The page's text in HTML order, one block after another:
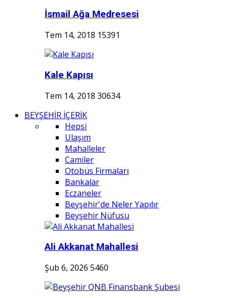
İsmail Ağa Medresesi
Tem 14, 2018 15391
Kale Kapısı
Tem 14, 2018 30634
BEYŞEHİR İÇERİK
Hepsi
Ulaşım
Mahalleler
Camiler
Otobüs Firmaları
Bankalar
Eczaneler
Beyşehir'de Neler Yapılır
Beyşehir Nüfusu
Ali Akkanat Mahallesi
Şub 6, 2026 5460